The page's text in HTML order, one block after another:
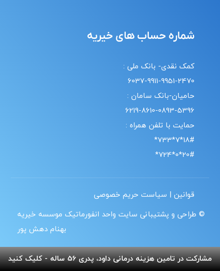
شماره حساب های خیریه
کمک نقدی- بانک ملی :
6037-9911-9951-2470
حامیان-بانک سامان :
6219-8610-0893-5396
حمایت با تلفن همراه :
18#*7*733*
20#*0*724*
قوانین | سیاست حریم خصوصی
© طراحی و پشتیبانی سایت واحد انفورماتیک موسسه خیریه
بهنام دهش پور
مشارکت در تامین هزینه درمانی داود، پدری 56 ساله - کلیک کنید